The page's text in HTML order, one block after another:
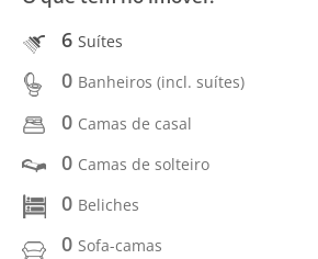
6 Suítes
0 Banheiros (incl. suítes)
0 Camas de casal
0 Camas de solteiro
0 Beliches
0 Sofa-camas